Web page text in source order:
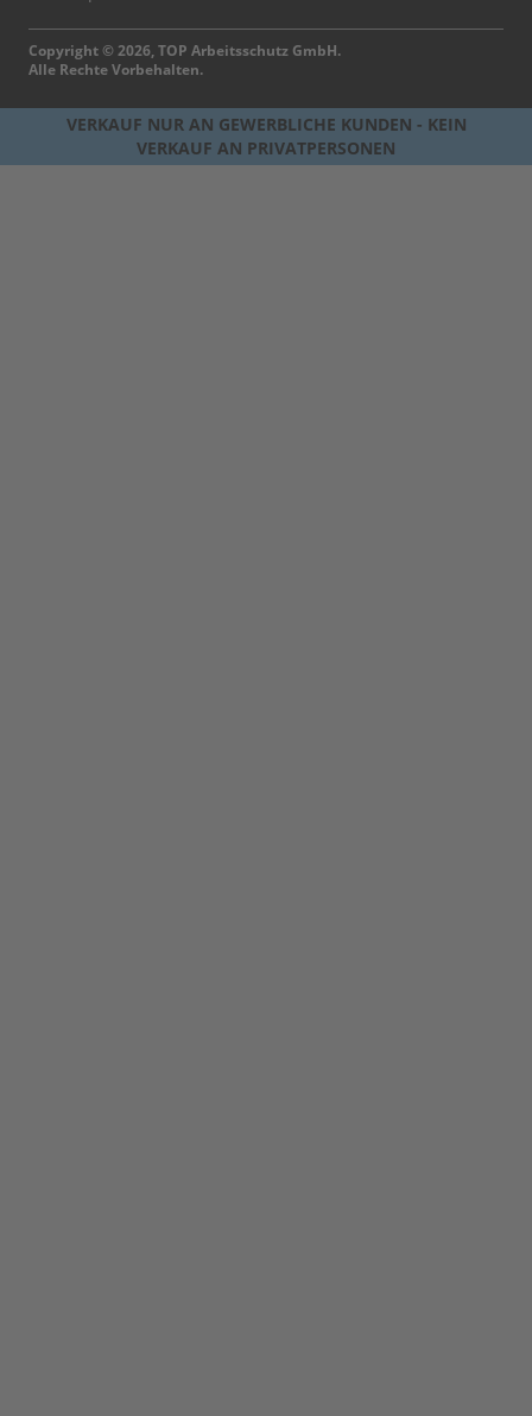
Copyright © 2026, TOP Arbeitsschutz GmbH.
Alle Rechte Vorbehalten.
VERKAUF NUR AN GEWERBLICHE KUNDEN - KEIN
VERKAUF AN PRIVATPERSONEN